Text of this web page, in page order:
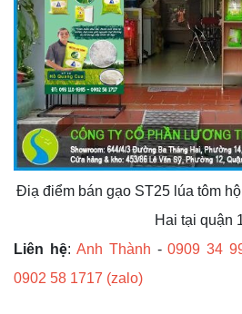
Điạ điểm bán gạoST25lúa tôm
Hai tại quận
Liên hệ: Anh Thành -0909 34
0902 58 1717 (zalo)